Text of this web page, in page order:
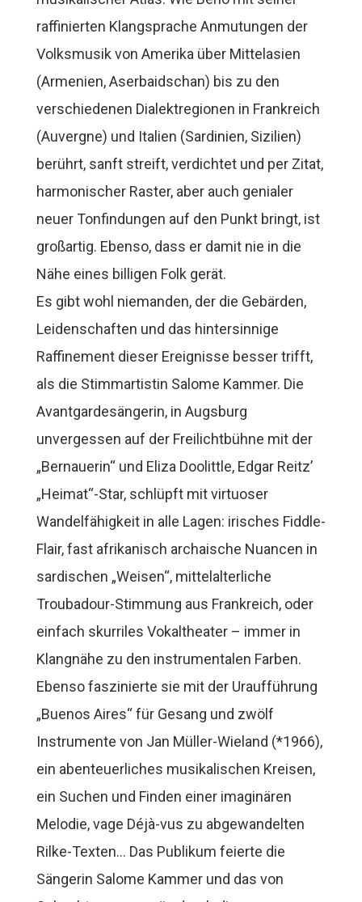
raffinierten Klangsprache Anmutungen der
Volksmusik von Amerika über Mittelasien
(Armenien, Aserbaidschan) bis zu den
verschiedenen Dialektregionen in Frankreich
(Auvergne) und Italien (Sardinien, Sizilien)
berührt, sanft streift, verdichtet und per Zitat,
harmonischer Raster, aber auch genialer
neuer Tonfindungen auf den Punkt bringt, ist
großartig. Ebenso, dass er damit nie in die
Nähe eines billigen Folk gerät.
Es gibt wohl niemanden, der die Gebärden,
Leidenschaften und das hintersinnige
Raffinement dieser Ereignisse besser trifft,
als die Stimmartistin Salome Kammer. Die
Avantgardesängerin, in Augsburg
unvergessen auf der Freilichtbühne mit der
„Bernauerin“ und Eliza Doolittle, Edgar Reitz’
„Heimat“-Star, schlüpft mit virtuoser
Wandelfähigkeit in alle Lagen: irisches Fiddle-
Flair, fast afrikanisch archaische Nuancen in
sardischen „Weisen“, mittelalterliche
Troubadour-Stimmung aus Frankreich, oder
einfach skurriles Vokaltheater – immer in
Klangnähe zu den instrumentalen Farben.
Ebenso faszinierte sie mit der Uraufführung
„Buenos Aires“ für Gesang und zwölf
Instrumente von Jan Müller-Wieland (*1966),
ein abenteuerliches musikalischen Kreisen,
ein Suchen und Finden einer imaginären
Melodie, vage Déjà-vus zu abgewandelten
Rilke-Texten… Das Publikum feierte die
Sängerin Salome Kammer und das von